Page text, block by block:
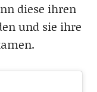
diese ihren
und sie ihre